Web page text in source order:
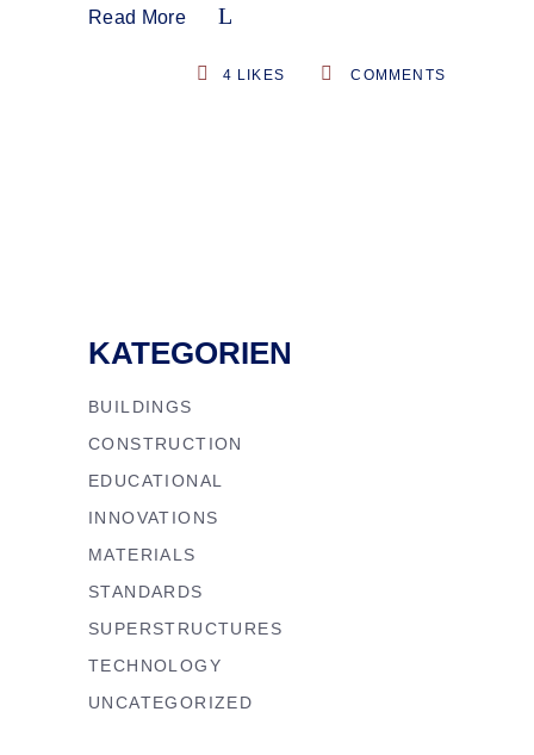
Read More
COMMENTS
4 LIKES
KATEGORIEN
BUILDINGS
CONSTRUCTION
EDUCATIONAL
INNOVATIONS
MATERIALS
STANDARDS
SUPERSTRUCTURES
TECHNOLOGY
UNCATEGORIZED